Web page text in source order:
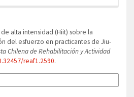
alta intensidad (Hiit) sobre la
del esfuerzo en practicantes de Jiu-
Chilena de Rehabilitación y Actividad
reaf1.2590.